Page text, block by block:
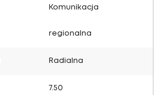
Komunikacja
regionalna
Radialna
7.50